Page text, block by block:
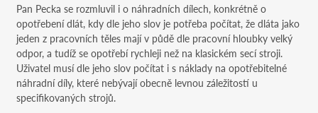
Pan Pecka se rozmluvil i o náhradních dílech, konkrétně o
opotřebení dlát, kdy dle jeho slov je potřeba počítat, že dláta jako
jeden z pracovních těles mají v půdě dle pracovní hloubky velký
odpor, a tudíž se opotřebí rychleji než na klasickém secí stroji.
Uživatel musí dle jeho slov počítat i s náklady na opotřebitelné
náhradní díly, které nebývají obecně levnou záležitostí u
specifikovaných strojů.